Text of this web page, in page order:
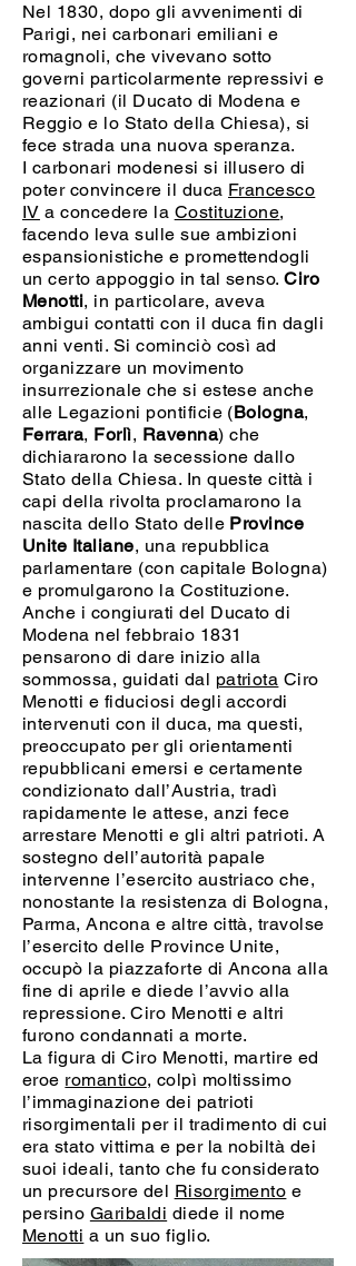
Nel 1830, dopo gli avvenimenti di
Parigi, nei carbonari emiliani e
romagnoli, che vivevano sotto
governi particolarmente repressivi e
reazionari (il Ducato di Modena e
Reggio e lo Stato della Chiesa), si
fece strada una nuova speranza.
I carbonari modenesi si illusero di
poter convincere il duca Francesco
IV a concedere la Costituzione,
facendo leva sulle sue ambizioni
espansionistiche e promettendogli
un certo appoggio in tal senso.Ciro
Menotti, in particolare, aveva
ambigui contatti con il duca fin dagli
anni venti. Si cominciò così ad
organizzare un movimento
insurrezionale che si estese anche
alle Legazioni pontificie (Bologna,
Ferrara, Forlì, Ravenna) che
dichiararono la secessione dallo
Stato della Chiesa. In queste città i
capi della rivolta proclamarono la
nascita dello Stato delle Province
Unite Italiane, una repubblica
parlamentare (con capitale Bologna)
e promulgarono la Costituzione.
Anche i congiurati del Ducato di
Modena nel febbraio 1831
pensarono di dare inizio alla
sommossa, guidati dal patriota Ciro
Menotti e fiduciosi degli accordi
intervenuti con il duca, ma questi,
preoccupato per gli orientamenti
repubblicani emersi e certamente
condizionato dall’Austria, tradì
rapidamente le attese, anzi fece
arrestare Menotti e gli altri patrioti. A
sostegno dell’autorità papale
intervenne l’esercito austriaco che,
nonostante la resistenza di Bologna,
Parma, Ancona e altre città, travolse
l’esercito delle Province Unite,
occupò la piazzaforte di Ancona alla
fine di aprile e diede l’avvio alla
repressione. Ciro Menotti e altri
furono condannati a morte.
La figura di Ciro Menotti, martire ed
eroe romantico, colpì moltissimo
l’immaginazione dei patrioti
risorgimentali per il tradimento di cui
era stato vittima e per la nobiltà dei
suoi ideali, tanto che fu considerato
un precursore del Risorgimento e
persino Garibaldi diede il nome
Menotti a un suo figlio.